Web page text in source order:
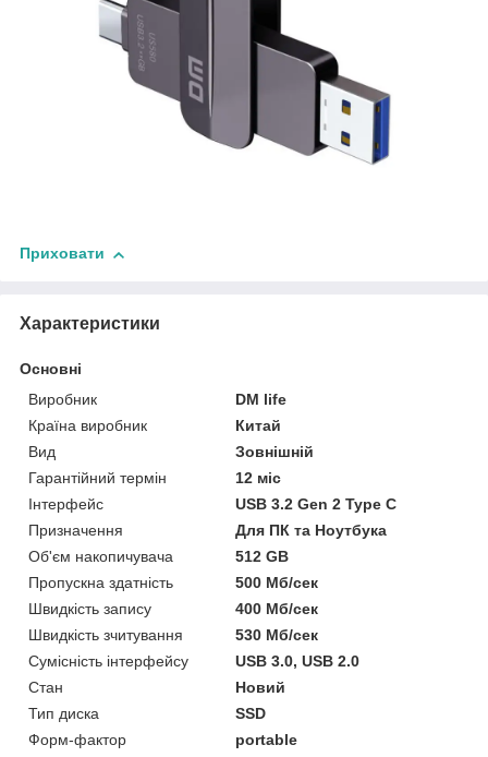
Приховати
Характеристики
Основні
Виробник
DM life
Країна виробник
Китай
Вид
Зовнішній
Гарантійний термін
12 міс
Інтерфейс
USB 3.2 Gen 2 Type C
Призначення
Для ПК та Ноутбука
Об'єм накопичувача
512 GB
Пропускна здатність
500 Мб/сек
Швидкість запису
400 Мб/сек
Швидкість зчитування
530 Мб/сек
Сумісність інтерфейсу
USB 3.0, USB 2.0
Стан
Новий
Тип диска
SSD
Форм-фактор
portable